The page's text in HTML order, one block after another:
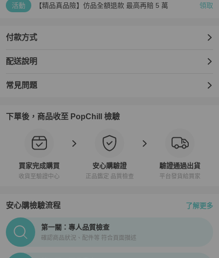
活動 【精品真品險】仿品全額退款 最高再賠 5 萬 領取
付款方式
配送說明
常見問題
下單後，商品收至 PopChill 檢驗
買家完成購買
收貨至驗證中心
安心購驗證
正品鑑定 品質檢查
驗證通過出貨
平台發貨給買家
安心購檢驗流程 了解更多
PopChill拍拍圈正品驗證、安心購檢驗流程介紹
第一關：專人品質檢查
確認商品狀況、配件等 符合頁面描述